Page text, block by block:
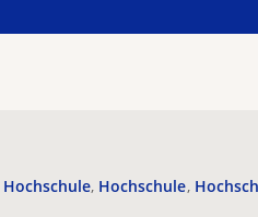
Hochschule Hochschule